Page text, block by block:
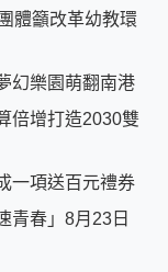
體籲改革幼教環
幻樂園萌翻南港
倍增打造2030雙
一項送百元禮券
青春」8月23日